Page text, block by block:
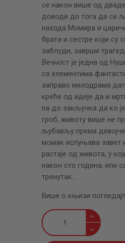
се након више од
доводи до тога да се
находа Момира и
брата и сестре који су
заблуди, заврши
Вечност је једна од
са елементима
заправо мелодрама
креће од идеје да и
па до закључка да ко
гроб, животу више не
љубављу према
момак испуњава завет
растаје од живота, у
након сто година, или
тренутак…
Више о књизи
Наход
и
Вечност